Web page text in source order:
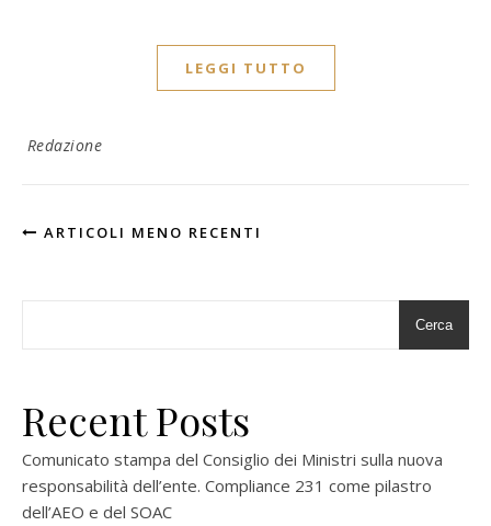
LEGGI TUTTO
Redazione
ARTICOLI MENO RECENTI
Cerca
Recent Posts
Comunicato stampa del Consiglio dei Ministri sulla nuova
responsabilità dell’ente. Compliance 231 come pilastro
dell’AEO e del SOAC